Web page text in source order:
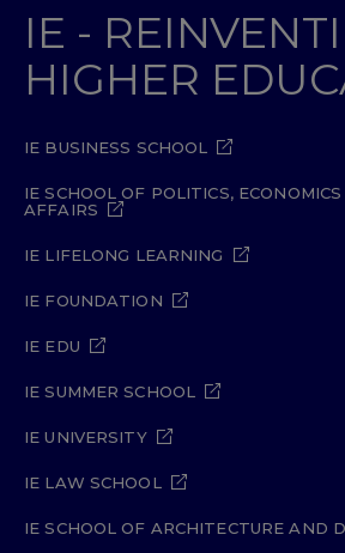
útiles para asegurar el futuro
negocio. En este sentido,
capítulos que lo precisan
practicar la teoría explicada.
FRANCISCO LÓPEZ
Francisco J. López Lubián es
años de experiencia en la
IE -
HIGHER
IE BUSINESS SCHOOL
IE SCHOOL OF POLITICS,
AFFAIRS
IE LIFELONG LEARNING
IE FOUNDATION
IE EDU
IE SUMMER SCHOOL
IE UNIVERSITY
IE LAW SCHOOL
IE SCHOOL OF ARCHITECTURE AND